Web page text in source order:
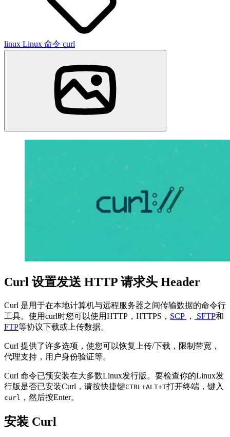
linux Linux 命令 curl
Curl 设置发送 HTTP 请求头 Header
Curl 是用于在本地计算机与远程服务器之间传输数据的命令行
工具。使用curl时您可以使用HTTP，HTTPS， SCP ， SFTP和
FTP等协议下载或上传数据。
Curl 提供了许多选项，使您可以恢复上传/下载，限制带宽，
代理支持，用户身份验证等。
Curl 命令已预安装在大多数Linux发行版。要检查你的Linux发
行版是否已安装Curl，请按快捷键CTRL+ALT+T打开终端，键入
curl ，然后按Enter。
安装 Curl